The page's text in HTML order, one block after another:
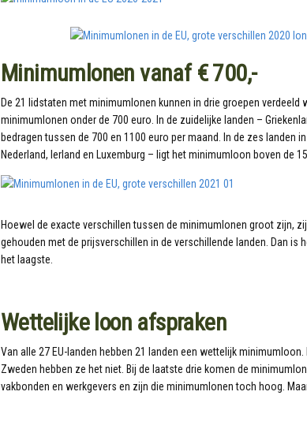
Minimumlonen vanaf € 700,-
De 21 lidstaten met minimumlonen kunnen in drie groepen verdeeld
minimumlonen onder de 700 euro. In de zuidelijke landen –
bedragen tussen de 700 en 1100 euro per maand. In de zes landen
Nederland, Ierland en Luxemburg – ligt het minimumloon boven de
Hoewel de exacte verschillen tussen de minimumlonen groot zijn,
gehouden met de prijsverschillen in de verschillende landen. Dan is
het laagste.
Wettelijke loon afspraken
Van alle 27 EU-landen hebben 21 landen een wettelijk
Zweden hebben ze het niet. Bij de laatste drie komen de
vakbonden en werkgevers en zijn die minimumlonen toch hoog.